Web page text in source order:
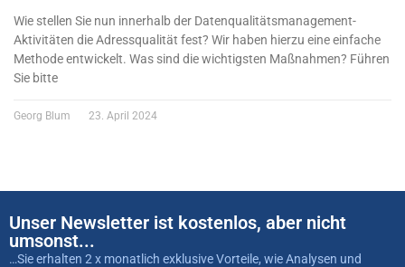
Wie stellen Sie nun innerhalb der Datenqualitätsmanagement-
Aktivitäten die Adressqualität fest? Wir haben hierzu eine einfache
Methode entwickelt. Was sind die wichtigsten Maßnahmen? Führen
Sie bitte
Georg Blum 23. April 2024
Unser Newsletter ist kostenlos, aber nicht
umsonst...
…Sie erhalten 2 x monatlich exklusive Vorteile, wie Analysen und